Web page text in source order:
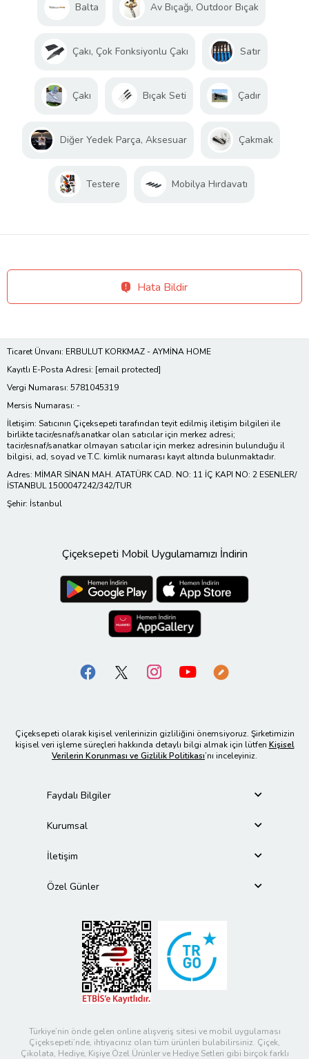
Balta Av Bıçağı, Outdoor Bıçak
Çakı, Çok Fonksiyonlu Çakı Satır
Çakı Bıçak Seti Çadır
Diğer Yedek Parça, Aksesuar Çakmak
Testere Mobilya Hırdavatı
Hata Bildir
Ticaret Ünvanı: ERBULUT KORKMAZ - AYMİNA HOME
Kayıtlı E-Posta Adresi: [email protected]
Vergi Numarası: 5781045319
Mersis Numarası: -
İletişim: Satıcının Çiçeksepeti tarafından teyit edilmiş iletişim bilgileri ile
birlikte tacir/esnaf/sanatkar olan satıcılar için merkez adresi;
tacir/esnaf/sanatkar olmayan satıcılar için merkez adresinin bulunduğu il
bilgisi, ad, soyad ve T.C. kimlik numarası kayıt altında bulunmaktadır.
Adres: MİMAR SİNAN MAH. ATATÜRK CAD. NO: 11 İÇ KAPI NO: 2 ESENLER/
İSTANBUL 1500047242/342/TUR
Şehir: İstanbul
Çiçeksepeti Mobil Uygulamamızı İndirin
Çiçeksepeti olarak kişisel verilerinizin gizliliğini önemsiyoruz. Şirketimizin
kişisel veri işleme süreçleri hakkında detaylı bilgi almak için lütfen Kişisel
Verilerin Korunması ve Gizlilik Politikası’nı inceleyiniz.
Faydalı Bilgiler
Kurumsal
İletişim
Özel Günler
Türkiye’nin önde gelen online alışveriş sitesi ve mobil uygulaması
Çiçeksepeti’nde, ihtiyacınız olan tüm ürünleri bulabilirsiniz. Çiçek,
Çikolata, Hediye, Kişiye Özel Ürünler ve Hediye Setleri gibi birçok farklı